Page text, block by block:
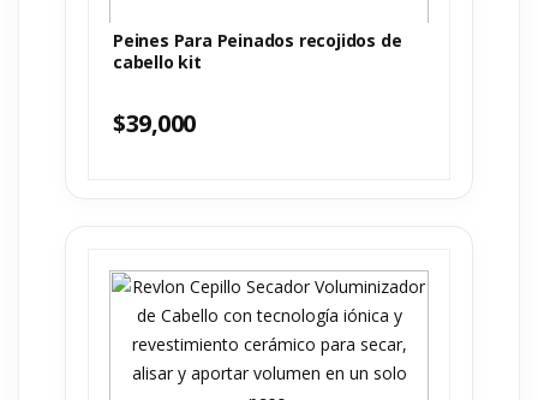
Peines Para Peinados recojidos de
cabello kit
$39,000